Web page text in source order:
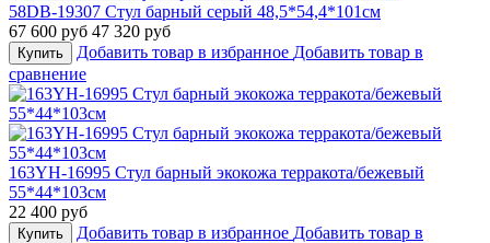
58DB-19307 Стул барный серый 48,5*54,4*101см
67 600 руб 47 320 руб
Купить Добавить товар в избранное Добавить товар в
сравнение
163YH-16995 Стул барный экокожа терракота/бежевый
55*44*103см
22 400 руб
Купить Добавить товар в избранное Добавить товар в